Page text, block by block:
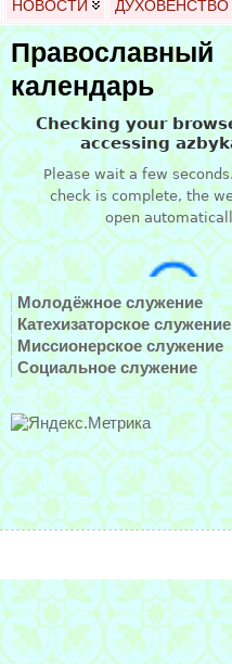
НОВОСТИ ДУХОВЕНСТВО
Православный
календарь
Молодёжное служение
Катехизаторское служение
Миссионерское служение
Социальное служение